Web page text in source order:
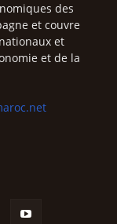
des
et couvre
et
et de la